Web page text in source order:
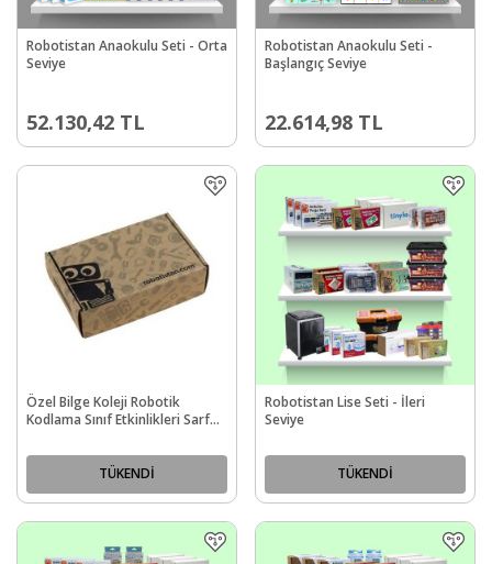
Robotistan Anaokulu Seti - Orta
Seviye
52.130,42 TL
Robotistan Anaokulu Seti -
Başlangıç Seviye
22.614,98 TL
Özel Bilge Koleji Robotik
Kodlama Sınıf Etkinlikleri Sarf
TÜKENDİ
Robotistan Lise Seti - İleri
Seviye
TÜKENDİ